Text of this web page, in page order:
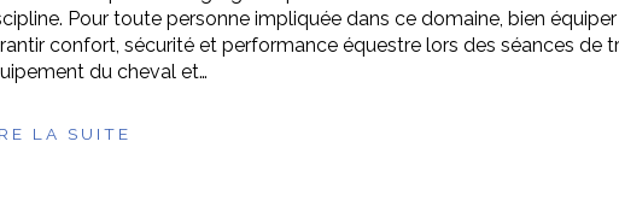
Pour toute personne impliquée dans ce domaine, bien
confort, sécurité et performance équestre lors des séances de
du cheval et…
LA SUITE